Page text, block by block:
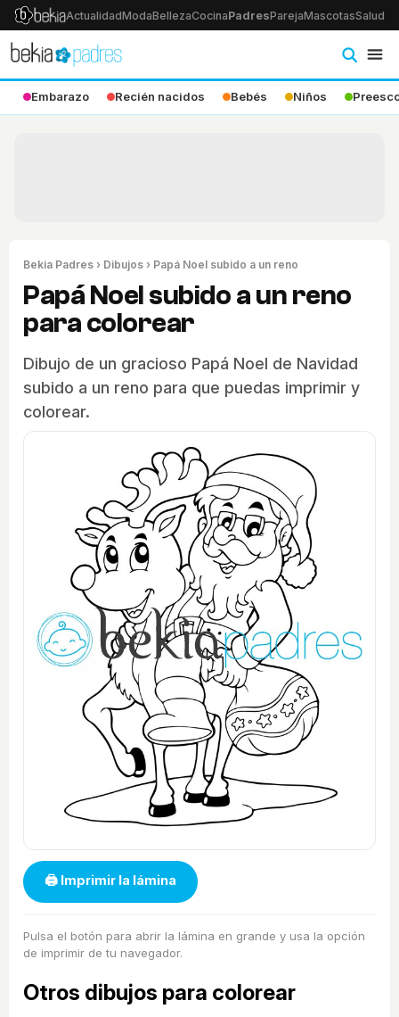
ActualidadModaBellezaCocinaPadresParejaMascotasSalud
Embarazo Recién nacidos Bebés Niños
Bekia Padres › Dibujos › Papá Noel subido a un reno
Papá Noel subido a un reno
para colorear
Dibujo de un gracioso Papá Noel de Navidad
subido a un reno para que puedas imprimir y
colorear.
🖨 Imprimir la lámina
Pulsa el botón para abrir la lámina en grande y usa la opción
de imprimir de tu navegador.
Otros dibujos para colorear